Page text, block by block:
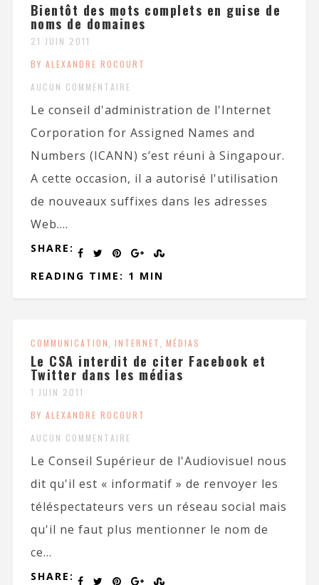
Bientôt des mots complets en guise de
noms de domaines
21 JUIN 2011
BY ALEXANDRE ROCOURT
AUCUN COMMENTAIRE
Le conseil d'administration de l'Internet
Corporation for Assigned Names and
Numbers (ICANN) s’est réuni à Singapour.
A cette occasion, il a autorisé l'utilisation
de nouveaux suffixes dans les adresses
Web....
SHARE:
READING TIME: 1 MIN
COMMUNICATION, INTERNET, MÉDIAS
Le CSA interdit de citer Facebook et
Twitter dans les médias
1 JUIN 2011
BY ALEXANDRE ROCOURT
AUCUN COMMENTAIRE
Le Conseil Supérieur de l'Audiovisuel nous
dit qu'il est « informatif » de renvoyer les
téléspectateurs vers un réseau social mais
qu'il ne faut plus mentionner le nom de
ce...
SHARE: